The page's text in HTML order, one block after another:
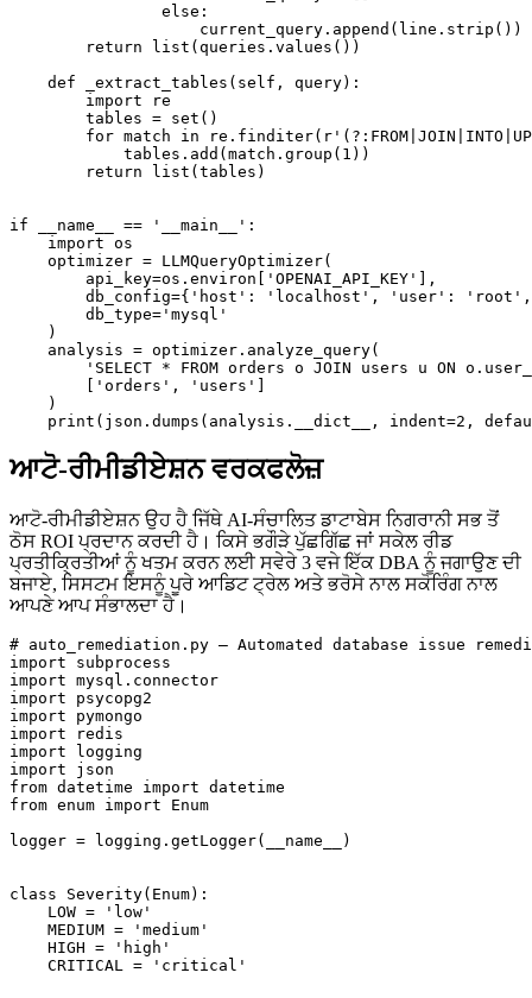
                else:
                    current_query.append(line.strip())
        return list(queries.values())
    def _extract_tables(self, query):
        import re
        tables = set()
for match in
            tables.add(match.group(1))
        return list(tables)
if __name__ == '__main__':
    import os
    optimizer = LLMQueryOptimizer(
        api_key=os.environ['OPENAI_API_KEY'],
db_config={'host': 'localhost', 'user':
        db_type='mysql'
    )
    analysis = optimizer.analyze_query(
'SELECT * FROM orders o JOIN users u ON
        ['orders', 'users']
    )
ਆਟੋ-ਰੀਮੀਡੀਏਸ਼ਨ ਵਰਕਫਲੋਜ਼
ਆਟੋ-ਰੀਮੀਡੀਏਸ਼ਨ ਉਹ ਹੈ ਜਿੱਥੇ AI-ਸੰਚਾਲਿਤ ਡਾਟਾਬੇਸ ਨਿਗਰਾਨੀ ਸਭ ਤੋਂ
ਠੋਸ ROI ਪ੍ਰਦਾਨ ਕਰਦੀ ਹੈ। ਕਿਸੇ ਭਗੌੜੇ ਪੁੱਛਗਿੱਛ ਜਾਂ ਸਕੇਲ ਰੀਡ
ਪ੍ਰਤੀਕ੍ਰਿਤੀਆਂ ਨੂੰ ਖਤਮ ਕਰਨ ਲਈ ਸਵੇਰੇ 3 ਵਜੇ ਇੱਕ DBA ਨੂੰ ਜਗਾਉਣ ਦੀ
ਬਜਾਏ, ਸਿਸਟਮ ਇਸਨੂੰ ਪੂਰੇ ਆਡਿਟ ਟ੍ਰੇਲ ਅਤੇ ਭਰੋਸੇ ਨਾਲ ਸਕੋਰਿੰਗ ਨਾਲ
ਆਪਣੇ ਆਪ ਸੰਭਾਲਦਾ ਹੈ।
# auto_remediation.py — Automated database issue
import subprocess
import mysql.connector
import psycopg2
import pymongo
import redis
import logging
import json
from datetime import datetime
from enum import Enum
logger = logging.getLogger(__name__)
class Severity(Enum):
    LOW = 'low'
    MEDIUM = 'medium'
    HIGH = 'high'
    CRITICAL = 'critical'